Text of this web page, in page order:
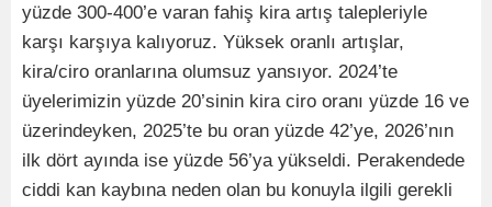
yüzde 300-400’e varan fahiş kira artış talepleriyle
karşı karşıya kalıyoruz. Yüksek oranlı artışlar,
kira/ciro oranlarına olumsuz yansıyor. 2024’te
üyelerimizin yüzde 20’sinin kira ciro oranı yüzde 16 ve
üzerindeyken, 2025’te bu oran yüzde 42’ye, 2026’nın
ilk dört ayında ise yüzde 56’ya yükseldi. Perakendede
ciddi kan kaybına neden olan bu konuyla ilgili gerekli